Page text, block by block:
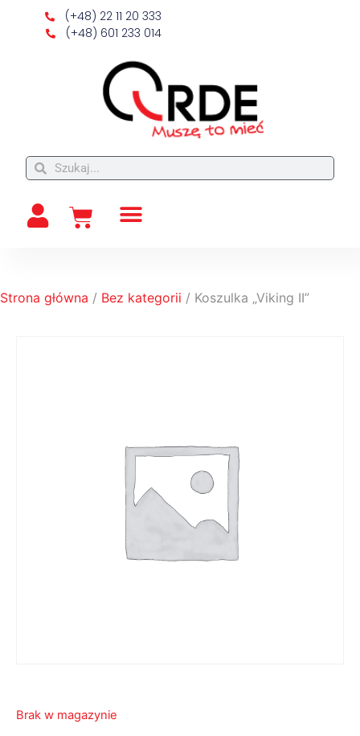
(+48) 22 11 20 333
(+48) 601 233 014
Strona główna / Bez kategorii / Koszulka „Viking II”
Brak w magazynie